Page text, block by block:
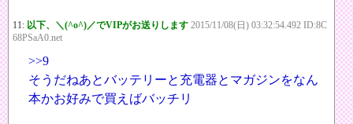
11: 以下、＼(^o^)／でVIPがお送りします 2015/11/08(日) 03:32:54.492 ID:8C
68PSaA0.net
>>9
そうだねあとバッテリーと充電器とマガジンをなん
本かお好みで買えばバッチリ